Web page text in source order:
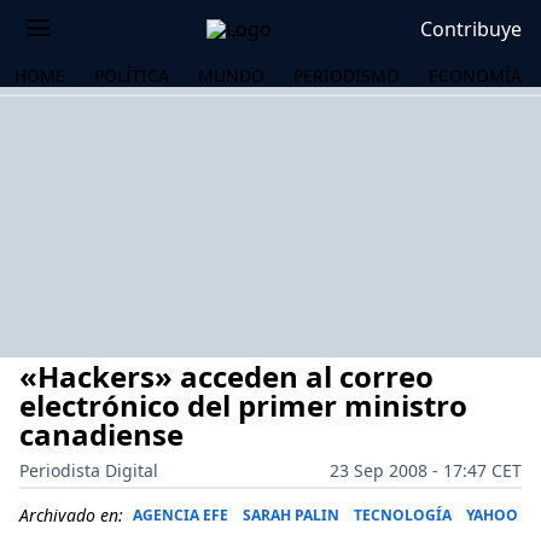
Contribuye
HOME POLÍTICA MUNDO PERIODISMO ECONOMÍA
«Hackers» acceden al correo
electrónico del primer ministro
canadiense
Periodista Digital
23 Sep 2008 - 17:47 CET
Archivado en: AGENCIA EFE SARAH PALIN TECNOLOGÍA YAHOO